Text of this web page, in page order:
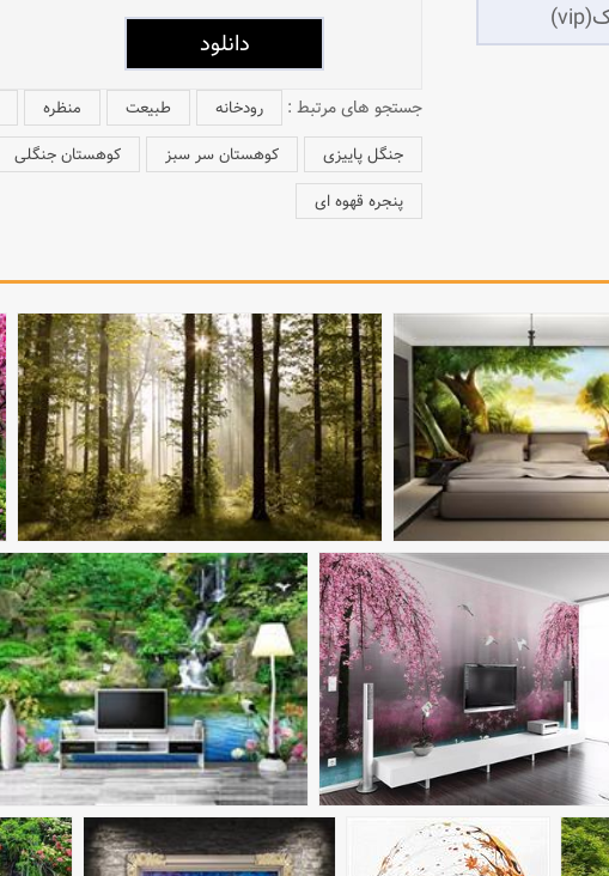
جستجو های مرتبط : رودخانه طبیعت منظره
جنگل پاییزی
کوهستان سر سبز کوهستان جنگلی
پنجره قهوه ای